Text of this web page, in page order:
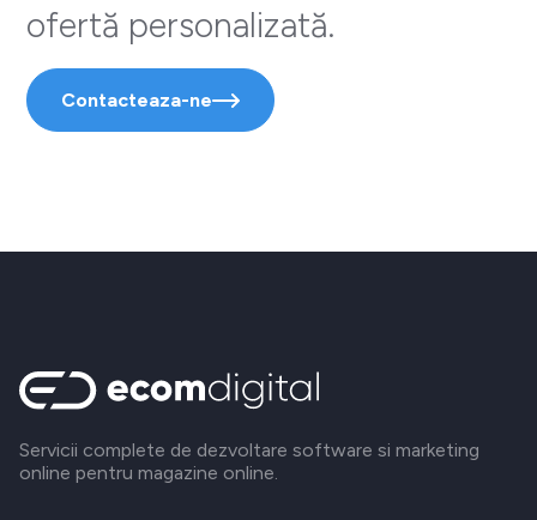
ofertă personalizată.
Contacteaza-ne
Servicii complete de dezvoltare software si marketing
online pentru magazine online.